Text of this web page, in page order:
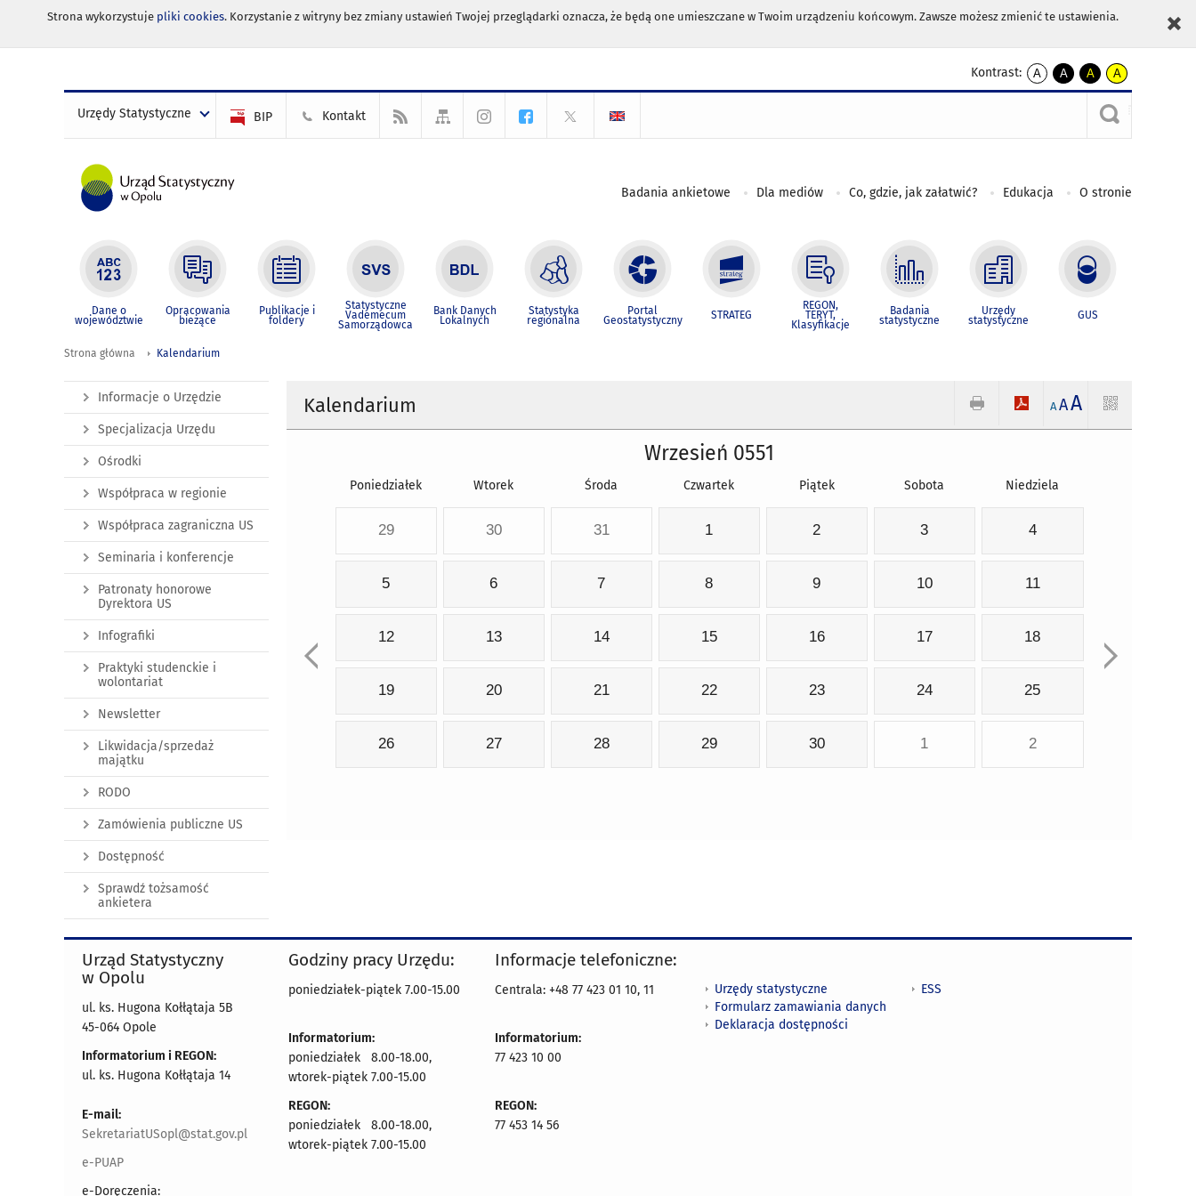
Strona wykorzystuje pliki cookies. Korzystanie z witryny bez zmiany ustawień Twojej przeglądarki oznacza, że będą one umieszczane w Twoim urządzeniu końcowym. Zawsze możesz zmienić te ustawienia.
Kontrast:
A
kontrast
A
kontrast
czarnym
A
kontrast
żółty
tekst
czarnym
A
kontrast
czarny
tekst
żółtym
Urzędy Statystyczne BIP Kontakt
Badania ankietowe Dla mediów Co, gdzie, jak załatwić? Edukacja O stronie
Dane o
województwie
Opracowania
bieżące
Publikacje i
foldery
Statystyczne
Vademecum
Samorządowca
Bank Danych
Lokalnych
Statystyka
regionalna
Portal
Geostatystyczny STRATEG
REGON,
TERYT,
Klasyfikacje
Badania
statystyczne
Urzędy
statystyczne GUS
Strona główna Kalendarium
Kalendarium A AA
Wrzesień 0551
Poniedziałek Wtorek Środa Czwartek Piątek Sobota Niedziela
29 30 31 1 2 3 4
5 6 7 8 9 10 11
12 13 14 15 16 17 18
19 20 21 22 23 24 25
26 27 28 29 30 1 2
Informacje o Urzędzie
Specjalizacja Urzędu
Ośrodki
Współpraca w regionie
Współpraca zagraniczna US
Seminaria i konferencje
Patronaty honorowe
Dyrektora US
Infografiki
Praktyki studenckie i
wolontariat
Newsletter
Likwidacja/sprzedaż
majątku
RODO
Zamówienia publiczne US
Dostępność
Sprawdź tożsamość
ankietera
Urząd Statystyczny
w Opolu
ul. ks. Hugona Kołłątaja 5B
45-064 Opole
Informatorium i REGON:
ul. ks. Hugona Kołłątaja 14
E-mail:
SekretariatUSopl@stat.gov.pl
e-PUAP
e-Doręczenia:
Godziny pracy Urzędu:
poniedziałek-piątek 7.00-15.00
Informatorium:
poniedziałek 8.00-18.00,
wtorek-piątek 7.00-15.00
REGON:
poniedziałek 8.00-18.00,
wtorek-piątek 7.00-15.00
Informacje telefoniczne:
Centrala: +48 77 423 01 10, 11
Informatorium:
77 423 10 00
REGON:
77 453 14 56
Urzędy statystyczne
Formularz zamawiania danych
Deklaracja dostępności
ESS